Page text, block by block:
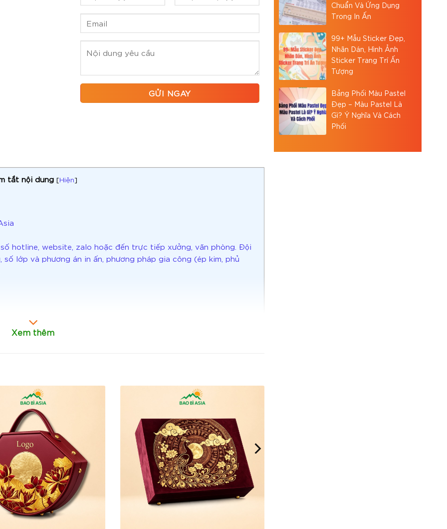
tắt nội dung [Hiện]
hotline, website, zalo hoặc đến trực tiếp xưởng, văn phòng. Đội
lớp và phương án in ấn, phương pháp gia công (ép kim, phủ
ấn tượng mạnh ngay khi xuất hiện trên bàn ăn hoặc trong đơn
hưởng đến chất lượng và hương vị món ăn.
bộ nhận diện thương hiệu McDonald’s.
đồ nóng hoặc vận chuyển đường xa.
gà rán, khoai tây chiên và các món đặc trưng khác.
theo, tối ưu trải nghiệm của khách hàng.
Xem thêm
Chuẩn Và Ứng Dụng
Trong In Ấn
99+ Mẫu Sticker Đẹp,
Nhãn Dán, Hình Ảnh
Sticker Trang Trí Ấn
Tượng
Bảng Phối Màu Pastel
Đẹp – Màu Pastel Là
Gì? Ý Nghĩa Và Cách
Phối